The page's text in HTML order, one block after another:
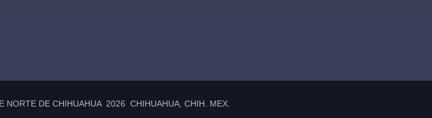
NORTE DE CHIHUAHUA 2026 CHIHUAHUA, CHIH. MEX.